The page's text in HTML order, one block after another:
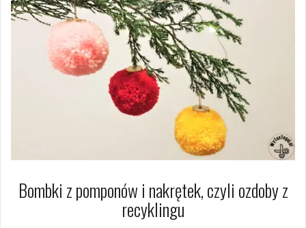
Bombki z pomponów i nakrętek, czyli ozdoby z
recyklingu